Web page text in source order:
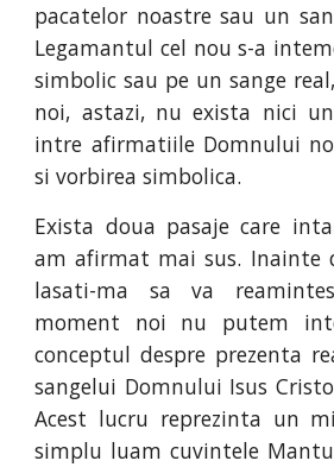
pacatelor noastre sau un
Legamantul cel nou s-a
simbolic sau pe un sange
noi, astazi, nu exista nici
intre afirmatiile Domnului
si vorbirea simbolica.
Exista doua pasaje care
am afirmat mai sus. Inainte
lasati-ma sa va
moment noi nu putem
conceptul despre prezenta
sangelui Domnului Isus
Acest lucru reprezinta un
simplu luam cuvintele